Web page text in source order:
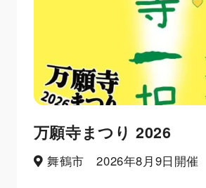
万願寺まつり 2026
舞鶴市 2026年8月9日開催